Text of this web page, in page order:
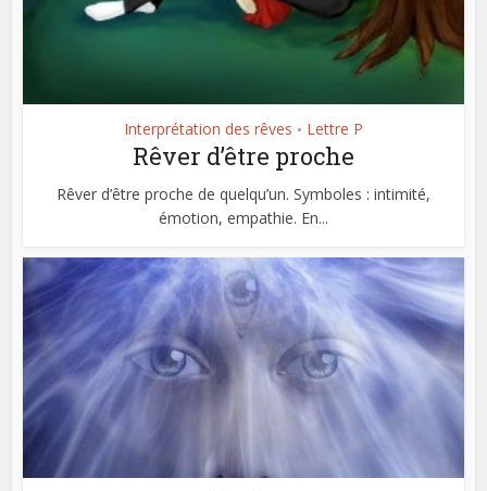
Interprétation des rêves • Lettre P
Rêver d’être proche
Rêver d’être proche de quelqu’un. Symboles : intimité,
émotion, empathie. En...